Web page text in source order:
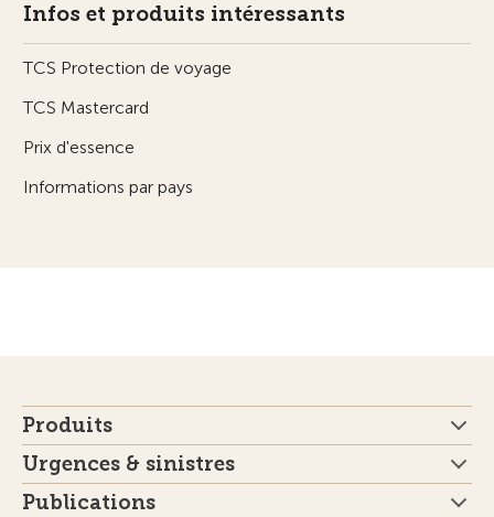
Infos et produits intéressants
TCS Protection de voyage
TCS Mastercard
Prix d'essence
Informations par pays
Produits
Urgences & sinistres
Publications